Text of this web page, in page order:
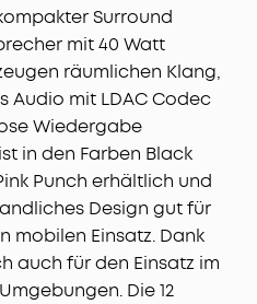
Dank IPX7-Schutz
am Pool, am Strand oder
hören.
Surround
mit 40 Watt
räumlichen Klang,
Audio mit LDAC Codec
Wiedergabe
in den Farben Black
Punch erhältlich und
Design gut für
mobilen Einsatz. Dank
auch für den Einsatz im
Die 12